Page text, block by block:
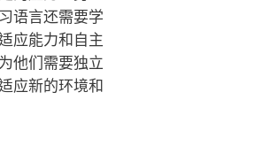
语言还需要学
应能力和自主
他们需要独立
应新的环境和